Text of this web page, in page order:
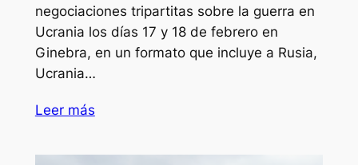
negociaciones tripartitas sobre la guerra en
Ucrania los días 17 y 18 de febrero en
Ginebra, en un formato que incluye a Rusia,
Ucrania…
Leer más